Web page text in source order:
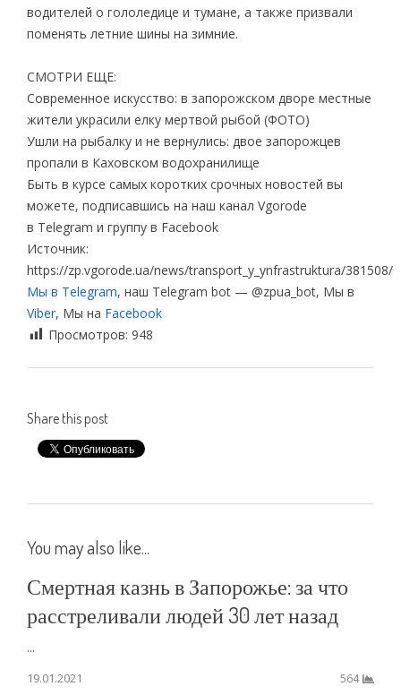
водителей о гололедице и тумане, а также призвали
поменять летние шины на зимние.
СМОТРИ ЕЩЕ:
Современное искусство: в запорожском дворе местные
жители украсили елку мертвой рыбой (ФОТО)
Ушли на рыбалку и не вернулись: двое запорожцев
пропали в Каховском водохранилище
Быть в курсе самых коротких срочных новостей вы
можете, подписавшись на наш канал Vgorode
в Telegram и группу в Facebook
Источник:
https://zp.vgorode.ua/news/transport_y_ynfrastruktura/381508/
Мы в Telegram, наш Telegram bot — @zpua_bot, Мы в
Viber, Мы на Facebook
Просмотров: 948
Share this post
You may also like...
Смертная казнь в Запорожье: за что
расстреливали людей 30 лет назад
...
19.01.2021
564